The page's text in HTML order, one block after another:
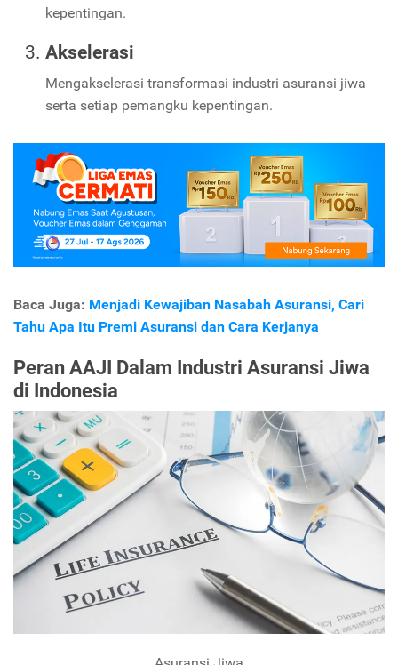
kepentingan.
Akselerasi
Mengakselerasi transformasi industri asuransi jiwa
serta setiap pemangku kepentingan.
Baca Juga: Menjadi Kewajiban Nasabah Asuransi, Cari
Tahu Apa Itu Premi Asuransi dan Cara Kerjanya
Peran AAJI Dalam Industri Asuransi Jiwa
di Indonesia